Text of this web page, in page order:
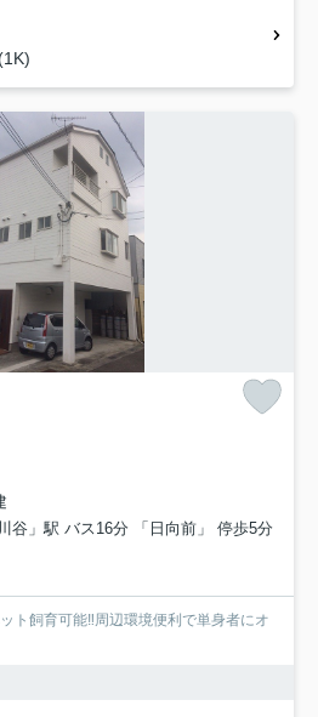
谷」駅 バス16分 「日向前」 停歩5分
ト飼育可能‼周辺環境便利で単身者にオ